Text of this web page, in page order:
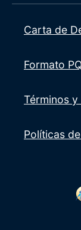
Carta de
Formato
Términos
Políticas